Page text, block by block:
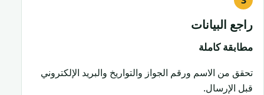
راجع البيانات
مطابقة كاملة
تحقق من الاسم ورقم الجواز والتواريخ والبريد الإلكتروني
قبل الإرسال.